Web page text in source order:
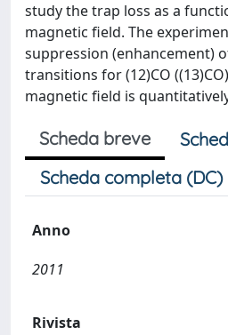
study the trap loss as a
magnetic field. The
suppression (enhancement)
transitions for (12)CO
magnetic field is
Scheda breve
Scheda completa (DC)
Anno
2011
Rivista